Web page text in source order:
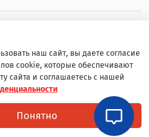
контента без письменного
наш сайт, вы даете согласие
cookie, которые обеспечивают
сайта и соглашаетесь с нашей
Понятно